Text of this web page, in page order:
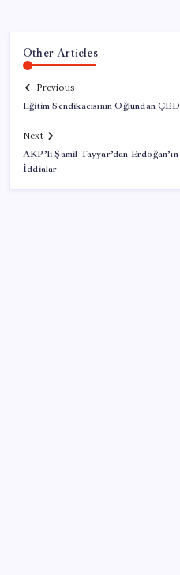
Other Articles
Previous
Eğitim Sendikacısının Oğlundan
Next
AKP’li Şamil Tayyar’dan
İddialar